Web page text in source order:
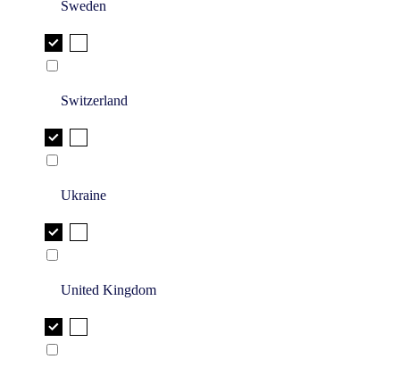
Sweden
Switzerland
Ukraine
United Kingdom